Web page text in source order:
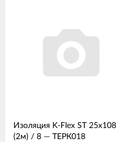
Изоляция K-Flex ST 25x108
(2м) / 8 — ТЕРК018